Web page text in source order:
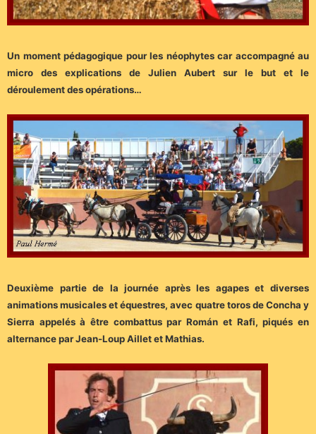
Un moment pédagogique pour les néophytes car accompagné au
micro des explications de Julien Aubert sur le but et le
déroulement des opérations…
Deuxième partie de la journée après les agapes et diverses
animations musicales et équestres, avec quatre toros de Concha y
Sierra appelés à être combattus par Román et Rafi, piqués en
alternance par Jean-Loup Aillet et Mathias.